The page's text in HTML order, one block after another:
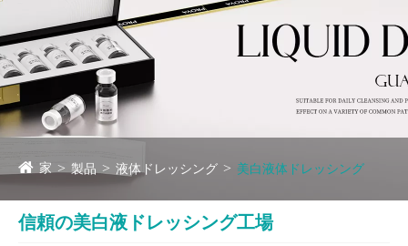
家 製品 液体ドレッシング 美白液体ドレッシング
信頼の美白液ドレッシング工場